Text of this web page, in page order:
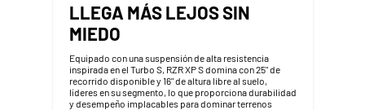
LLEGA MÁS LEJOS SIN
MIEDO
Equipado con una suspensión de alta resistencia
inspirada en el Turbo S, RZR XP S domina con 25" de
recorrido disponible y 16" de altura libre al suelo,
líderes en su segmento, lo que proporciona durabilidad
y desempeño implacables para dominar terrenos